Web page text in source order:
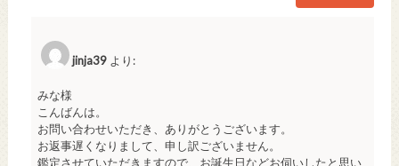
jinja39 より:
みな様
こんばんは。
お問い合わせいただき、ありがとうございます。
お返事遅くなりまして、申し訳ございません。
鑑定させていただきますので、お誕生日などお伺いしたと思い